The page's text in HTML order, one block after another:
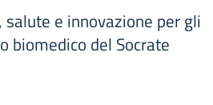
e innovazione per gli
biomedico del Socrate